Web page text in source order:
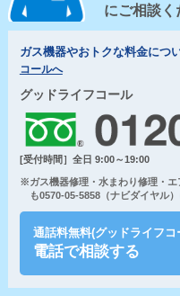
にご相談く
ガス機器やおトクな料金につ
コールへ
グッドライフコール
[受付時間］全日 9:00～19:00
※ガス機器修理・水まわり修理・エ
も0570-05-5858（ナビダイヤル
通話料無料(グッドライフコ
電話で相談する